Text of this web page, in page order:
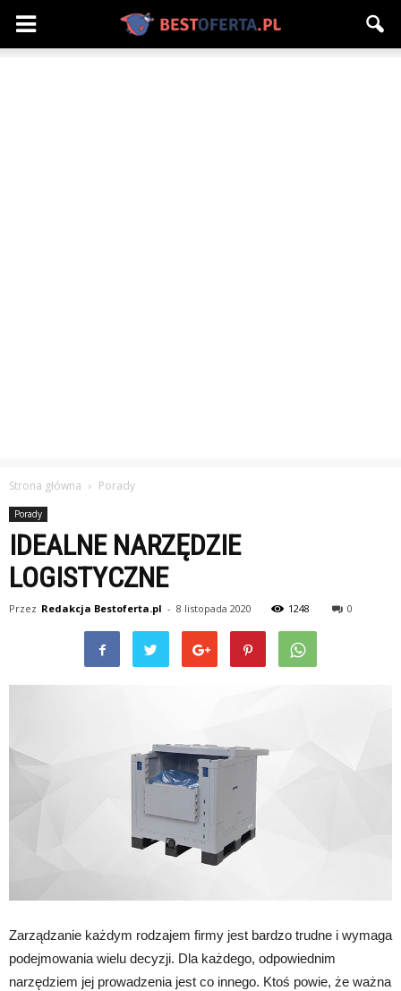
Strona główna Porady
Porady
IDEALNE NARZĘDZIE
LOGISTYCZNE
Przez Redakcja Bestoferta.pl - 8 listopada 2020 1248 0
Zarządzanie każdym rodzajem firmy jest bardzo trudne i wymaga
podejmowania wielu decyzji. Dla każdego, odpowiednim
narzędziem jej prowadzenia jest co innego. Ktoś powie, że ważna